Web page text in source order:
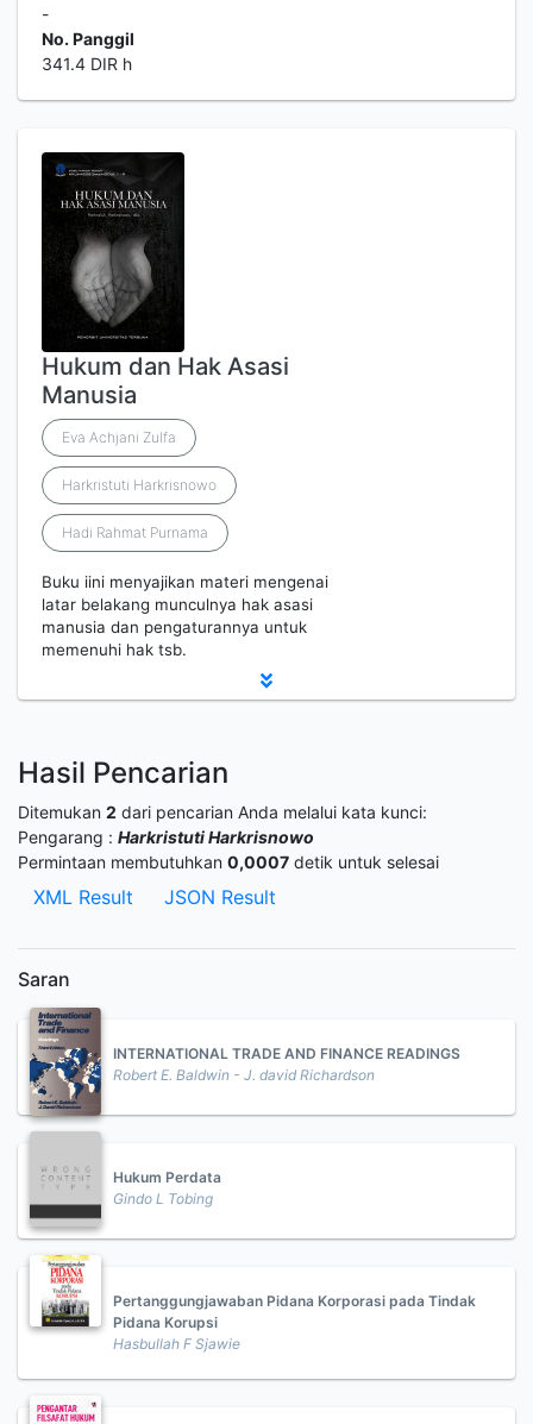
-
No. Panggil
341.4 DIR h
Hukum dan Hak Asasi
Manusia
Eva Achjani Zulfa
Harkristuti Harkrisnowo
Hadi Rahmat Purnama
Buku iini menyajikan materi mengenai
latar belakang munculnya hak asasi
manusia dan pengaturannya untuk
memenuhi hak tsb.
Hasil Pencarian
Ditemukan 2 dari pencarian Anda melalui kata kunci:
Pengarang : Harkristuti Harkrisnowo
Permintaan membutuhkan 0,0007 detik untuk selesai
XML Result JSON Result
Saran
INTERNATIONAL TRADE AND FINANCE READINGS
Robert E. Baldwin - J. david Richardson
Hukum Perdata
Gindo L Tobing
Pertanggungjawaban Pidana Korporasi pada Tindak
Pidana Korupsi
Hasbullah F Sjawie